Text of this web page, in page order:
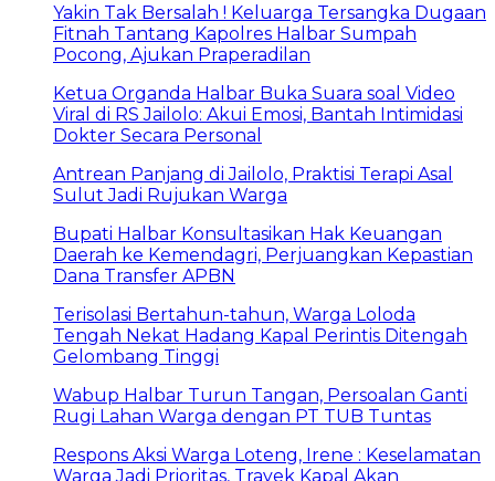
Yakin Tak Bersalah ! Keluarga Tersangka Dugaan
Fitnah Tantang Kapolres Halbar Sumpah
Pocong, Ajukan Praperadilan
Ketua Organda Halbar Buka Suara soal Video
Viral di RS Jailolo: Akui Emosi, Bantah Intimidasi
Dokter Secara Personal
Antrean Panjang di Jailolo, Praktisi Terapi Asal
Sulut Jadi Rujukan Warga
Bupati Halbar Konsultasikan Hak Keuangan
Daerah ke Kemendagri, Perjuangkan Kepastian
Dana Transfer APBN
Terisolasi Bertahun-tahun, Warga Loloda
Tengah Nekat Hadang Kapal Perintis Ditengah
Gelombang Tinggi
Wabup Halbar Turun Tangan, Persoalan Ganti
Rugi Lahan Warga dengan PT TUB Tuntas
Respons Aksi Warga Loteng, Irene : Keselamatan
Warga Jadi Prioritas, Trayek Kapal Akan